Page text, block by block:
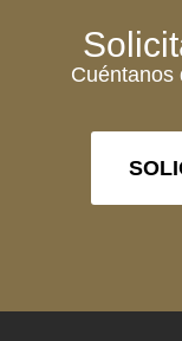
Cuéntanos